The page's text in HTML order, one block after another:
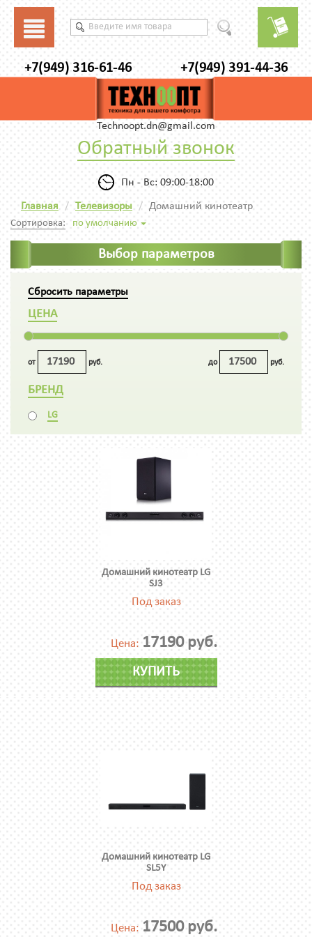
+7(949) 316-61-46 +7(949) 391-44-36
Technoopt.dn@gmail.com
Обратный звонок
Пн - Вс: 09:00-18:00
Главная Телевизоры Домашний кинотеатр
Сортировка: по умолчанию
Выбор параметров
Сбросить параметры
ЦЕНА
от руб. до руб.
БРЕНД
LG
Домашний кинотеатр LG
SJ3
Под заказ
Цена: 17190 руб.
КУПИТЬ
Домашний кинотеатр LG
SL5Y
Под заказ
Цена: 17500 руб.